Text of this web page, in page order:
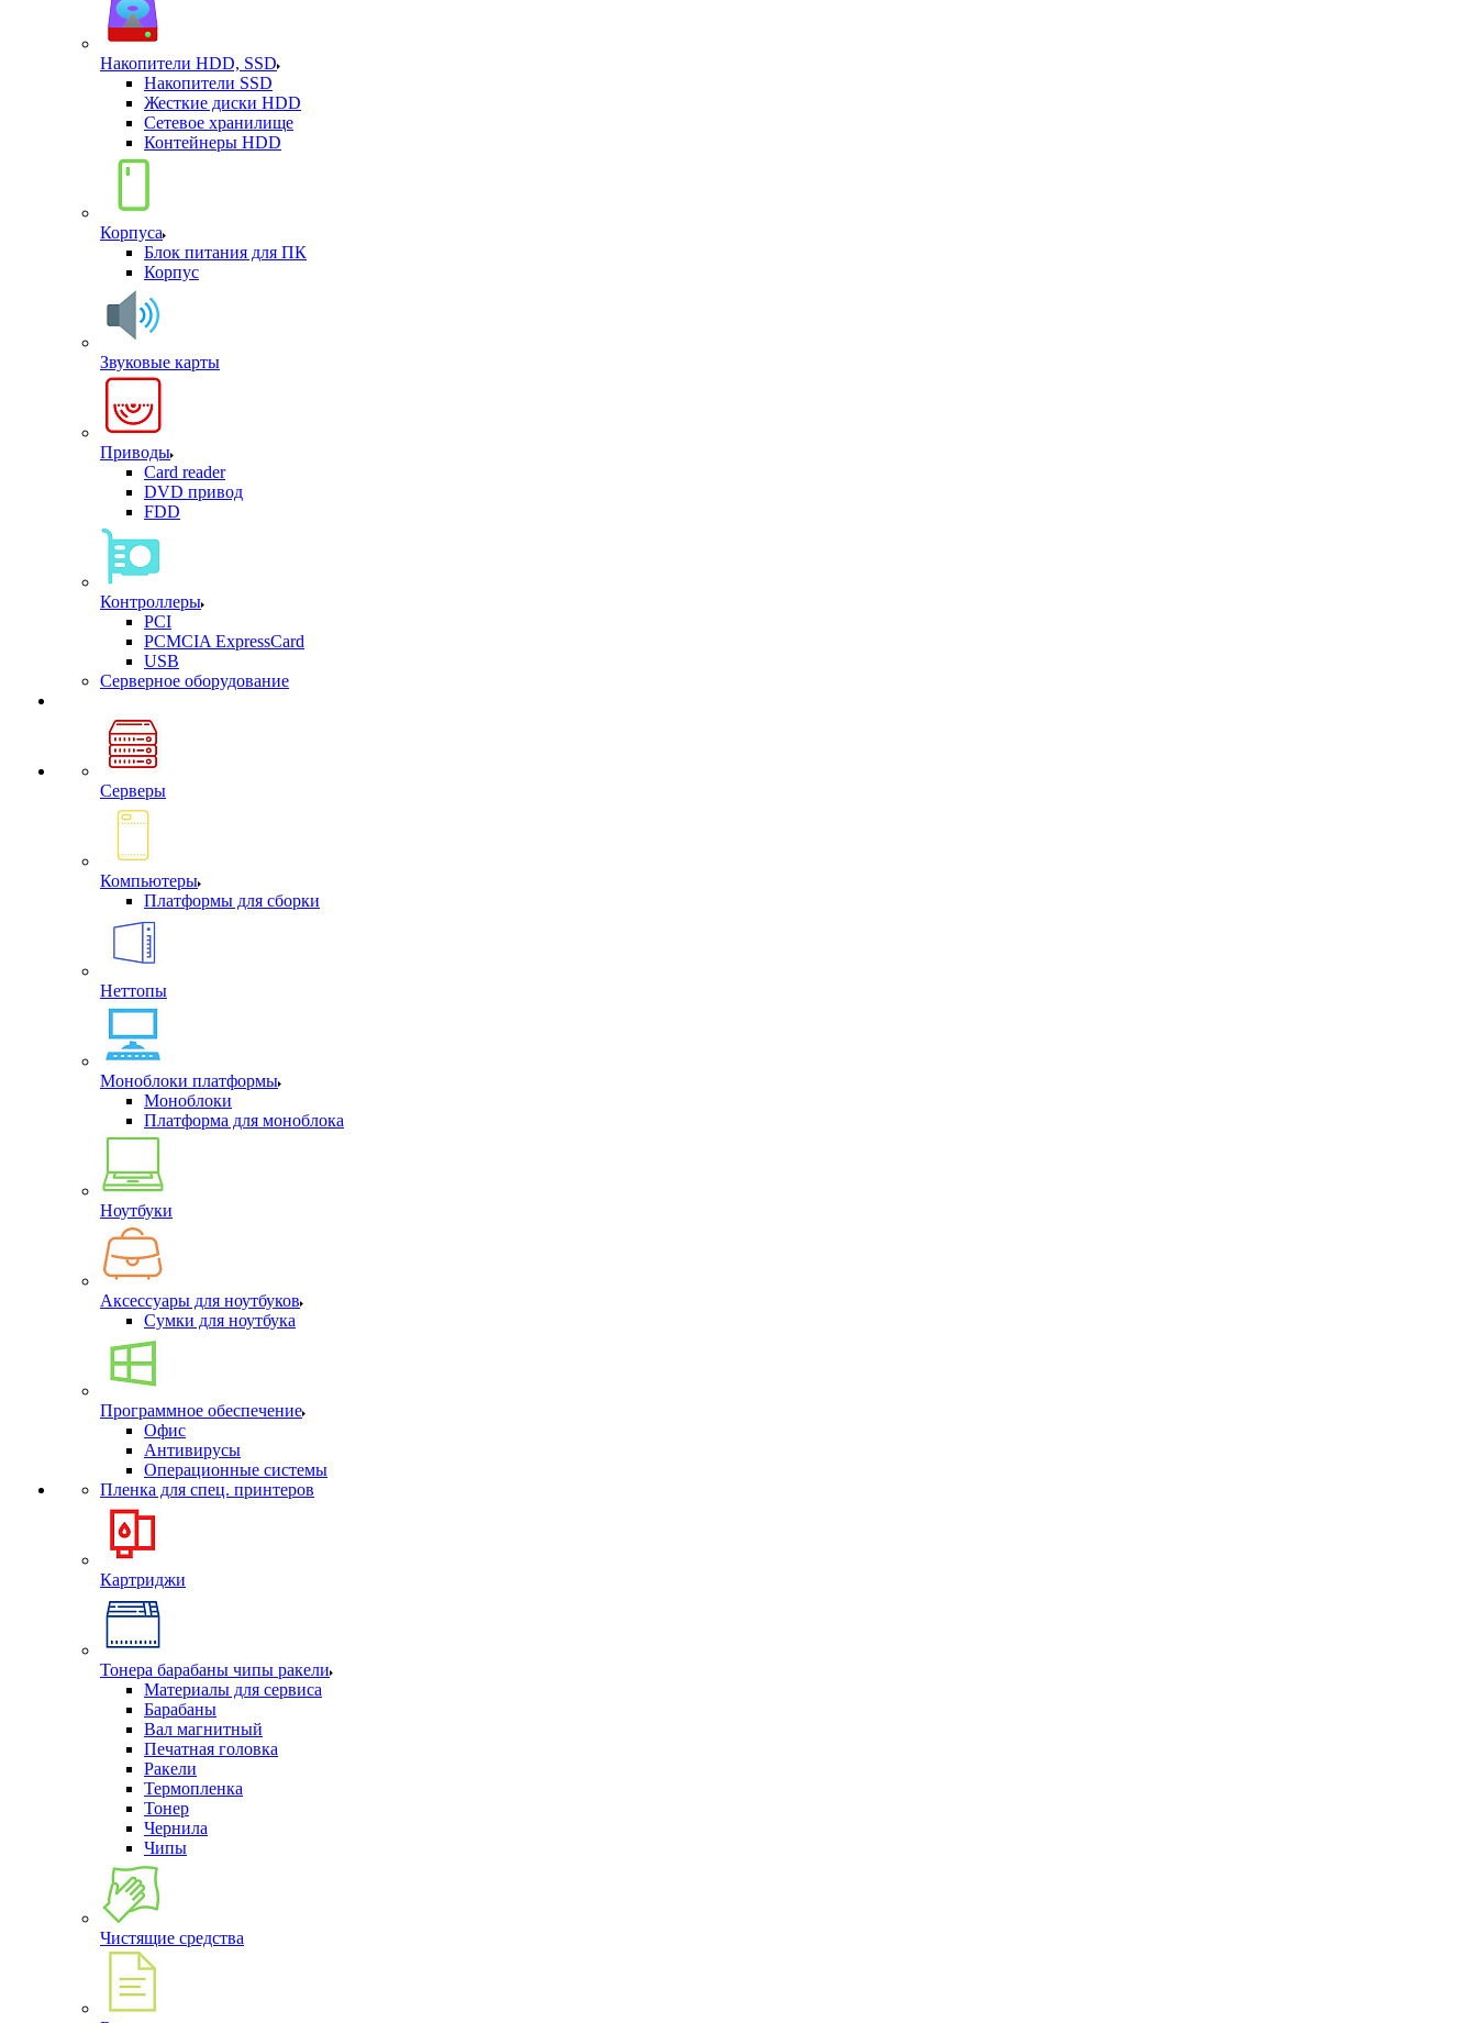
Накопители HDD, SSD
Накопители SSD
Жесткие диски HDD
Сетевое хранилище
Контейнеры HDD
Корпуса
Блок питания для ПК
Корпус
Звуковые карты
Приводы
Card reader
DVD привод
FDD
Контроллеры
PCI
PCMCIA ExpressCard
USB
Cерверное оборудование
Серверы
Компьютеры
Платформы для сборки
Неттопы
Моноблоки платформы
Моноблоки
Платформа для моноблока
Ноутбуки
Аксессуары для ноутбуков
Сумки для ноутбука
Программное обеспечение
Офис
Антивирусы
Операционные системы
Пленка для спец. принтеров
Картриджи
Тонера барабаны чипы ракели
Материалы для сервиса
Барабаны
Вал магнитный
Печатная головка
Ракели
Термопленка
Тонер
Чернила
Чипы
Чистящие средства